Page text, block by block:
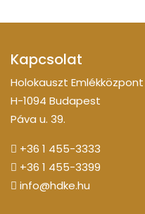
Kapcsolat
Holokauszt Emlékközpont
H-1094 Budapest
Páva u. 39.
+36 1 455-3333
+36 1 455-3399
info@hdke.hu